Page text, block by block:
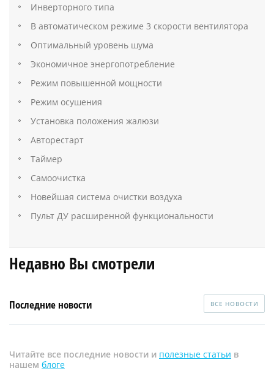
Инверторного типа
В автоматическом режиме 3 скорости вентилятора
Оптимальный уровень шума
Экономичное энергопотребление
Режим повышенной мощности
Режим осушения
Установка положения жалюзи
Авторестарт
Таймер
Самоочистка
Новейшая система очистки воздуха
Пульт ДУ расширенной функциональности
Недавно Вы смотрели
Последние новости ВСЕ НОВОСТИ
Читайте все последние новости и полезные статьи в
нашем блоге